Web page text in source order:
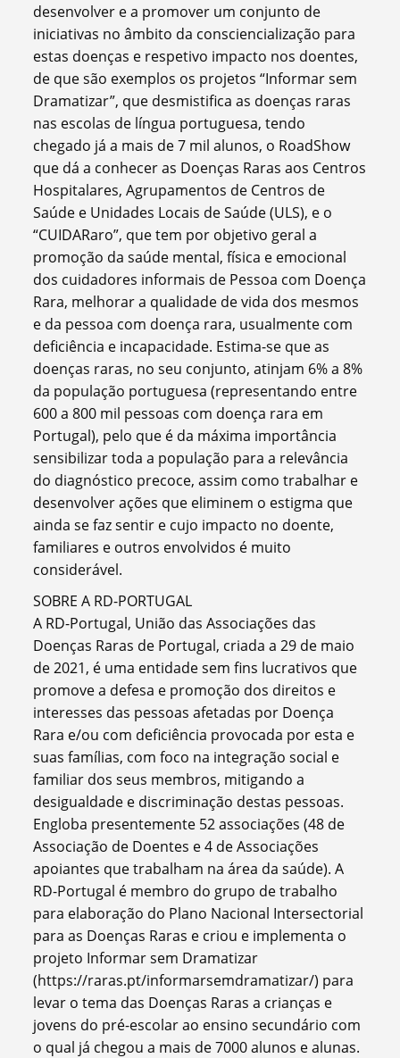
desenvolver e a promover um conjunto de
iniciativas no âmbito da consciencialização para
estas doenças e respetivo impacto nos doentes,
de que são exemplos os projetos “Informar sem
Dramatizar”, que desmistifica as doenças raras
nas escolas de língua portuguesa, tendo
chegado já a mais de 7 mil alunos, o RoadShow
que dá a conhecer as Doenças Raras aos Centros
Hospitalares, Agrupamentos de Centros de
Saúde e Unidades Locais de Saúde (ULS), e o
“CUIDARaro”, que tem por objetivo geral a
promoção da saúde mental, física e emocional
dos cuidadores informais de Pessoa com Doença
Rara, melhorar a qualidade de vida dos mesmos
e da pessoa com doença rara, usualmente com
deficiência e incapacidade. Estima-se que as
doenças raras, no seu conjunto, atinjam 6% a 8%
da população portuguesa (representando entre
600 a 800 mil pessoas com doença rara em
Portugal), pelo que é da máxima importância
sensibilizar toda a população para a relevância
do diagnóstico precoce, assim como trabalhar e
desenvolver ações que eliminem o estigma que
ainda se faz sentir e cujo impacto no doente,
familiares e outros envolvidos é muito
considerável.
SOBRE A RD-PORTUGAL
A RD-Portugal, União das Associações das
Doenças Raras de Portugal, criada a 29 de maio
de 2021, é uma entidade sem fins lucrativos que
promove a defesa e promoção dos direitos e
interesses das pessoas afetadas por Doença
Rara e/ou com deficiência provocada por esta e
suas famílias, com foco na integração social e
familiar dos seus membros, mitigando a
desigualdade e discriminação destas pessoas.
Engloba presentemente 52 associações (48 de
Associação de Doentes e 4 de Associações
apoiantes que trabalham na área da saúde). A
RD-Portugal é membro do grupo de trabalho
para elaboração do Plano Nacional Intersectorial
para as Doenças Raras e criou e implementa o
projeto Informar sem Dramatizar
(https://raras.pt/informarsemdramatizar/) para
levar o tema das Doenças Raras a crianças e
jovens do pré-escolar ao ensino secundário com
o qual já chegou a mais de 7000 alunos e alunas.